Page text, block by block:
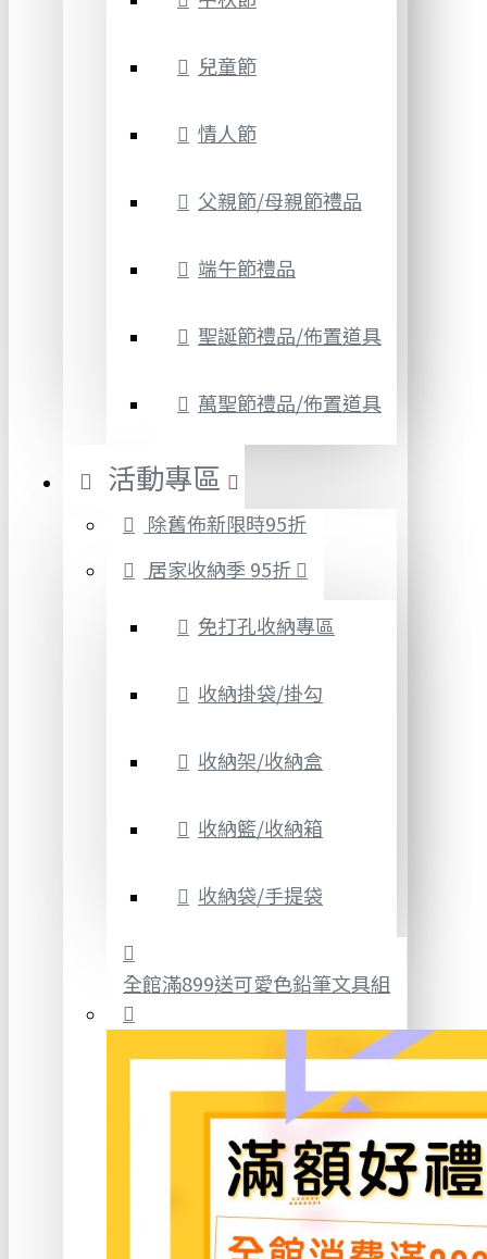
兒童節
情人節
父親節/母親節禮品
端午節禮品
聖誕節禮品/佈置道具
萬聖節禮品/佈置道具
活動專區
除舊佈新限時95折
居家收納季 95折
免打孔收納專區
收納掛袋/掛勾
收納架/收納盒
收納籃/收納箱
收納袋/手提袋
全館滿899送可愛色鉛筆文具組